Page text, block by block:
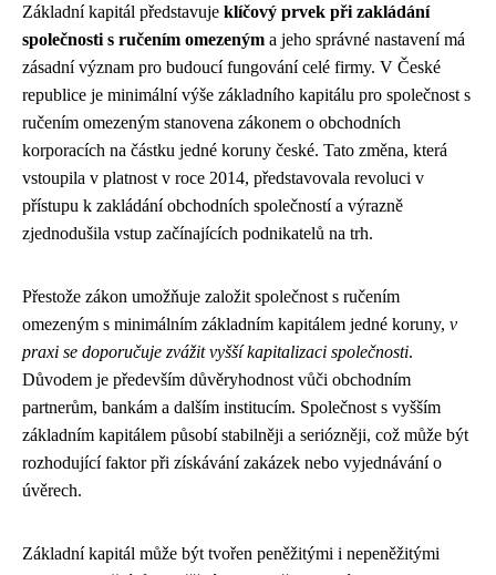
Základní kapitál představuje klíčový prvek při zakládání
společnosti s ručením omezeným a jeho správné nastavení má
zásadní význam pro budoucí fungování celé firmy. V České
republice je minimální výše základního kapitálu pro společnost s
ručením omezeným stanovena zákonem o obchodních
korporacích na částku jedné koruny české. Tato změna, která
vstoupila v platnost v roce 2014, představovala revoluci v
přístupu k zakládání obchodních společností a výrazně
zjednodušila vstup začínajících podnikatelů na trh.
Přestože zákon umožňuje založit společnost s ručením
omezeným s minimálním základním kapitálem jedné koruny, v
praxi se doporučuje zvážit vyšší kapitalizaci společnosti.
Důvodem je především důvěryhodnost vůči obchodním
partnerům, bankám a dalším institucím. Společnost s vyšším
základním kapitálem působí stabilněji a seriózněji, což může být
rozhodující faktor při získávání zakázek nebo vyjednávání o
úvěrech.
Základní kapitál může být tvořen peněžitými i nepeněžitými